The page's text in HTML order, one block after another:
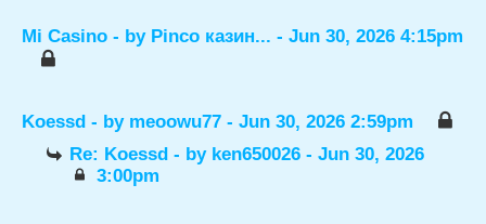
Mi Casino - by Pinco казин... - Jun 30, 2026 4:15pm
Koessd - by meoowu77 - Jun 30, 2026 2:59pm
Re: Koessd - by ken650026 - Jun 30, 2026
3:00pm